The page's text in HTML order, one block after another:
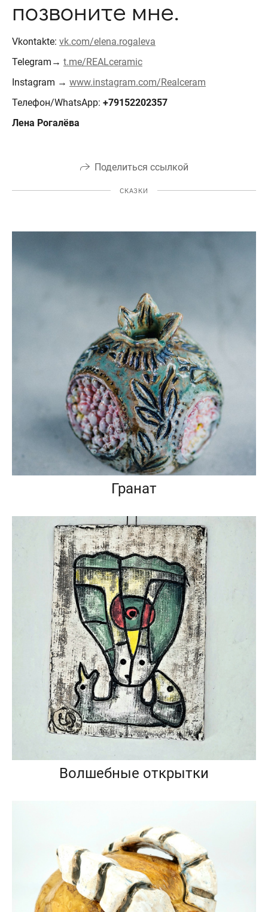
позвоните мне.
Vkontakte: vk.com/elena.rogaleva
Telegram→ t.me/REALceramic
Instagram → www.instagram.com/Realceram
Телефон/WhatsApp: +79152202357
Лена Рогалёва
Поделиться ссылкой
СКАЗКИ
Гранат
Волшебные открытки